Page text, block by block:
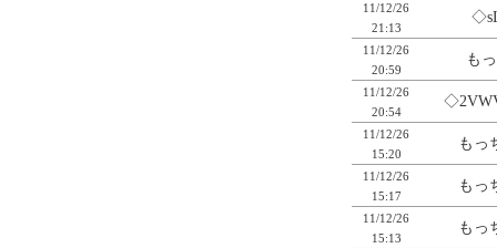
11/12/26
21:13
11/12/26
20:59
も
11/12/26
20:54
11/12/26
15:20
もっ
11/12/26
15:17
もっ
11/12/26
15:13
もっ